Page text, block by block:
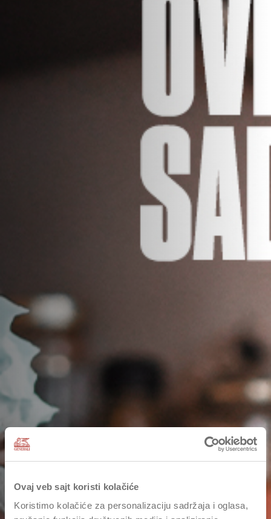
Ovaj veb sajt koristi kolačiće
Koristimo kolačiće za personalizaciju sadržaja i oglasa,